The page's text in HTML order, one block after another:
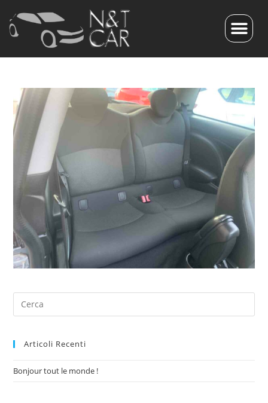
Articoli Recenti
Bonjour tout le monde !